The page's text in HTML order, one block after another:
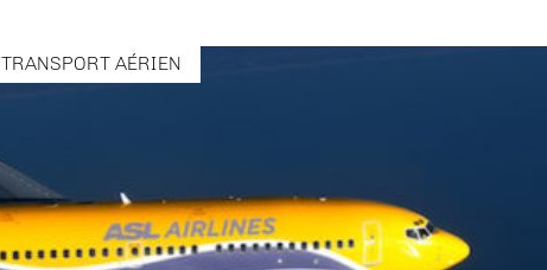
TRANSPORT AÉRIEN